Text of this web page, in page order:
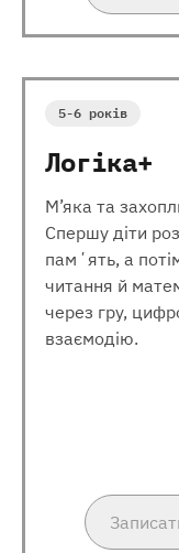
5-6 років
Логіка+
М’яка та
Спершу діти
памʼять, а
читання й
через гру,
взаємодію.